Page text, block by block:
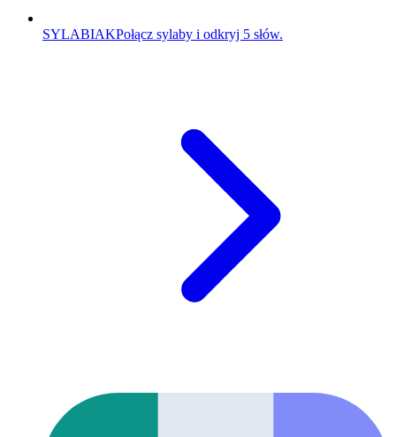
SYLABIAKPołącz sylaby i odkryj 5 słów.